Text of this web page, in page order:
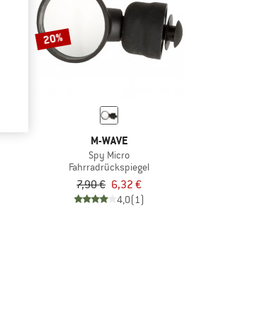
20%
M-WAVE
Spy Micro
Fahrradrückspiegel
7,90 € 6,32 €
4,0(1)